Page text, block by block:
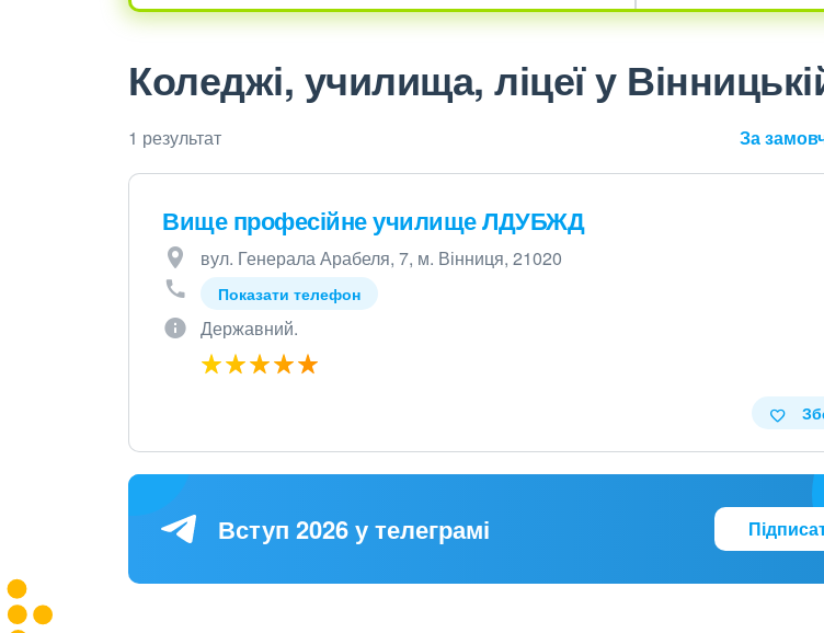
Коледжі, училища, ліцеї у
1 результат За
Вище професійне училище ЛДУБЖД
вул. Генерала Арабеля, 7, м. Вінниця, 21020
Показати телефон
Державний.
Вступ 2026 у телеграмі